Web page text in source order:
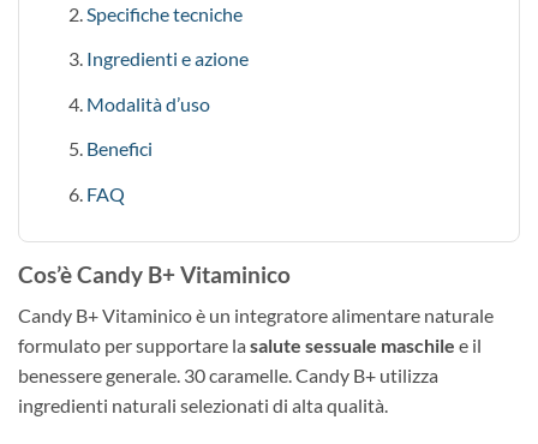
Specifiche tecniche
Ingredienti e azione
Modalità d’uso
Benefici
FAQ
Cos’è Candy B+ Vitaminico
Candy B+ Vitaminico è un integratore alimentare naturale
formulato per supportare la salute sessuale maschile e il
benessere generale. 30 caramelle. Candy B+ utilizza
ingredienti naturali selezionati di alta qualità.